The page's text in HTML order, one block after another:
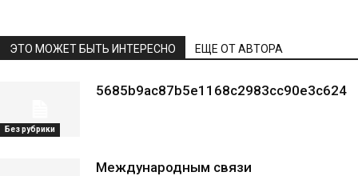
ЭТО МОЖЕТ БЫТЬ ИНТЕРЕСНО ЕЩЕ ОТ АВТОРА
Без рубрики
5685b9ac87b5e1168c2983cc90e3c624
Международным связи